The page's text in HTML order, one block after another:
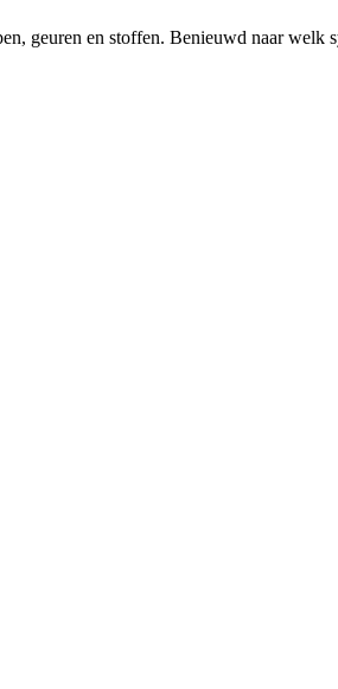
geuren en stoffen. Benieuwd naar welk